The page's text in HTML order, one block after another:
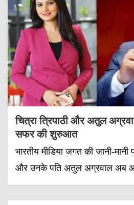
चित्रा त्रिपाठी और अतुल
सफर की शुरुआत
भारतीय मीडिया जगत की जानी-मानी
और उनके पति अतुल अग्रवाल अब